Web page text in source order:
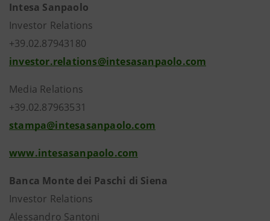
Intesa Sanpaolo
Investor Relations
+39.02.87943180
investor.relations@intesasanpaolo.com
Media Relations
+39.02.87963531
stampa@intesasanpaolo.com
www.intesasanpaolo.com
Banca Monte dei Paschi di Siena
Investor Relations
Alessandro Santoni